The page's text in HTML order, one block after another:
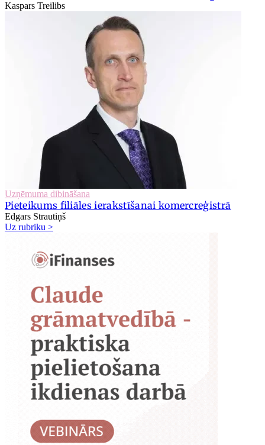
Kaspars Treilibs
Uzņēmuma dibināšana
Pieteikums filiāles ierakstīšanai komercreģistrā
Edgars Strautiņš
Uz rubriku >